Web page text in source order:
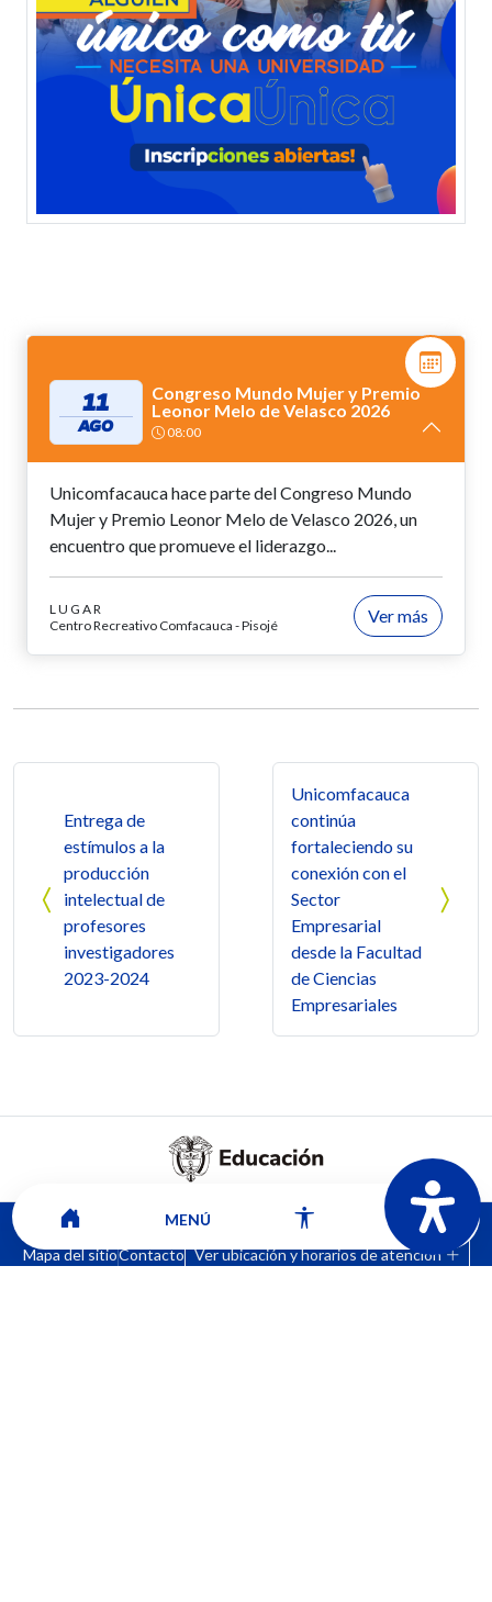
11
AGO
Congreso Mundo Mujer y Premio
Leonor Melo de Velasco 2026
08:00
Unicomfacauca hace parte del Congreso Mundo
Mujer y Premio Leonor Melo de Velasco 2026, un
encuentro que promueve el liderazgo...
LUGAR
Centro Recreativo Comfacauca - Pisojé
Ver más
Entrega de
estímulos a la
producción
intelectual de
profesores
investigadores
2023-2024
Unicomfacauca
continúa
fortaleciendo su
conexión con el
Sector
Empresarial
desde la Facultad
de Ciencias
Empresariales
Mapa del sitioContacto Ver ubicación y horarios de atención
MENÚ